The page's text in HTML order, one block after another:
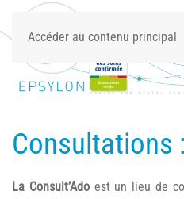
Accéder au contenu principal
Consultations
La Consult’Adoest un lieu de